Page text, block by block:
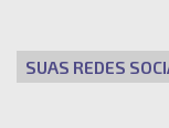
SUAS REDES